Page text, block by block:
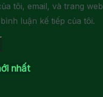
tôi, email, và trang
luận kế tiếp của tôi.
nhất